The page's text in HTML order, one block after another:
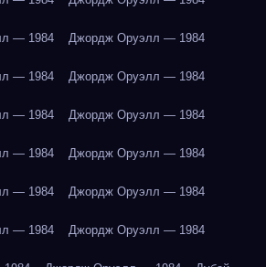
— 1984 Джордж Оруэлл — 1984
— 1984 Джордж Оруэлл — 1984
— 1984 Джордж Оруэлл — 1984
— 1984 Джордж Оруэлл — 1984
— 1984 Джордж Оруэлл — 1984
— 1984 Джордж Оруэлл — 1984